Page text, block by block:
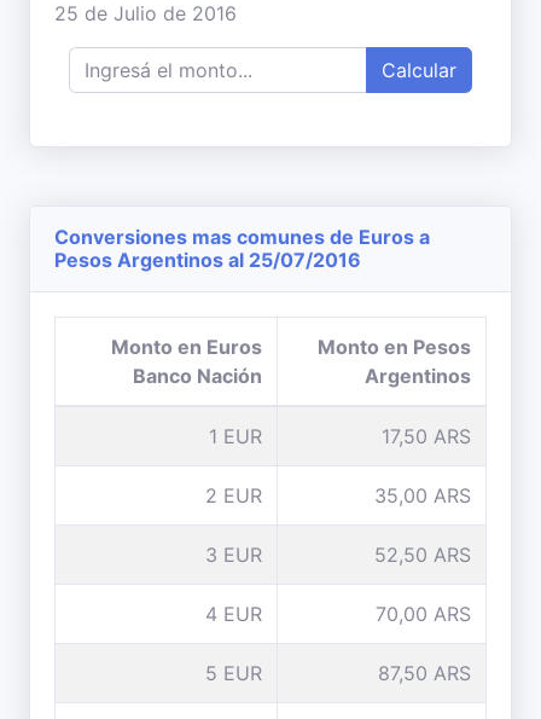
25 de Julio de 2016
Calcular
Conversiones mas comunes de Euros a
Pesos Argentinos al 25/07/2016
Monto en Euros
Banco Nación
Monto en Pesos
Argentinos
1 EUR 17,50 ARS
2 EUR 35,00 ARS
3 EUR 52,50 ARS
4 EUR 70,00 ARS
5 EUR 87,50 ARS